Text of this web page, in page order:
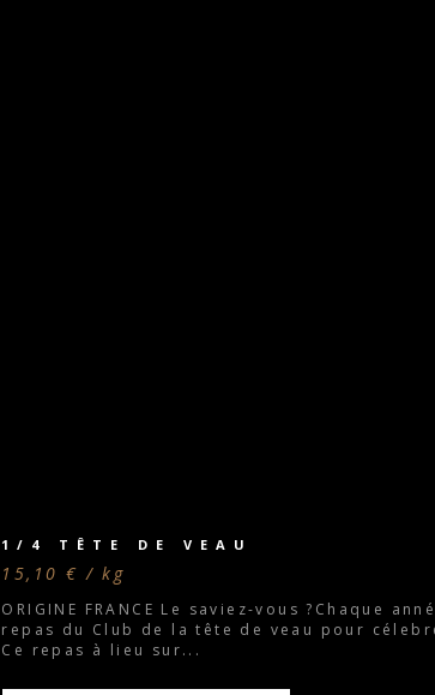
1/4 TÊTE DE VEAU
15,10 € / kg
ORIGINE FRANCE Le saviez-vous ?Chaque
repas du Club de la tête de veau pour
Ce repas à lieu sur...